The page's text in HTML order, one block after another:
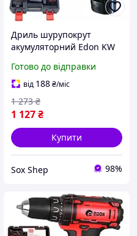
Дриль шурупокрут
акумуляторний Edon KW
Швидкознімний патрон 2
швидкості 2 АКБ 12 В 2 Ач
Готово до відправки
від 188₴/міс
1 127₴
1 273 ₴
Купити
Sox Shep 98%